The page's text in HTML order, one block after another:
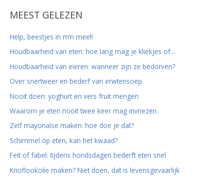
k
a
a
r
:
MEEST GELEZEN
Help, beestjes in m’n meel!
Houdbaarheid van eten: hoe lang mag je kliekjes of…
Houdbaarheid van eieren: wanneer zijn ze bedorven?
Over snertweer en bederf van erwtensoep
Nooit doen: yoghurt en vers fruit mengen
Waarom je eten nooit twee keer mag invriezen
Zelf mayonaise maken: hoe doe je dat?
Schimmel op eten, kan het kwaad?
Feit of fabel: tijdens hondsdagen bederft eten snel
Knoflookolie maken? Niet doen, dat is levensgevaarlijk